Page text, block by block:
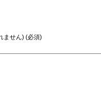
ません) (必須)